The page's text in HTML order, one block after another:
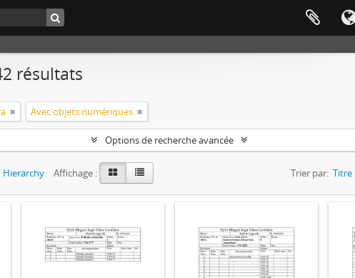
résultats
Avec objets numériques
Options de recherche avancée
Hierarchy Affichage : Trier par: Titre